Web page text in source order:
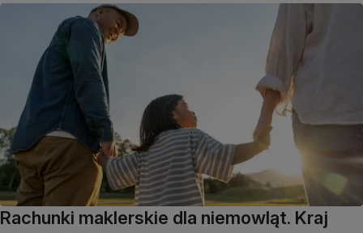
Rachunki maklerskie dla niemowląt. Kraj